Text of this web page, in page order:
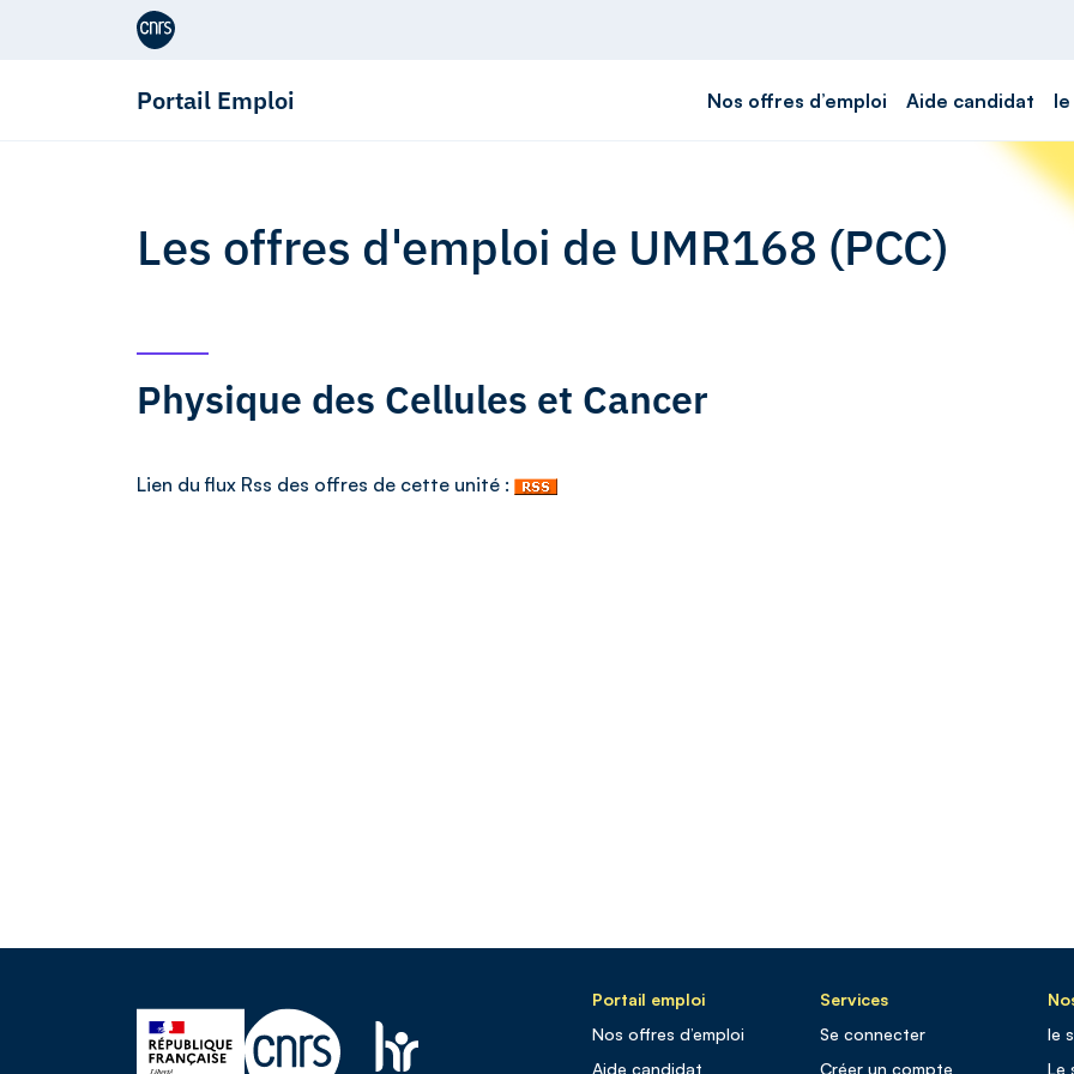
Aller au contenu
Portail Emploi Nos offres d’emploi Aide candidat
Les offres d'emploi de UMR168 (PCC)
Physique des Cellules et Cancer
Lien du flux Rss des offres de cette unité :
Portail emploi
Nos offres d’emploi
Aide candidat
Services
Se connecter
Créer un compte
le
Le